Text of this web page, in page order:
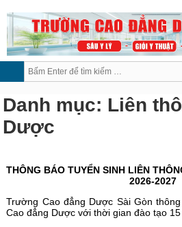
Danh mục: Liên
Dược
THÔNG BÁO TUYỂN SINH LIÊN
2026-2027
Trường Cao đẳng Dược Sài Gòn
Cao đẳng Dược với thời gian đào tạo 15